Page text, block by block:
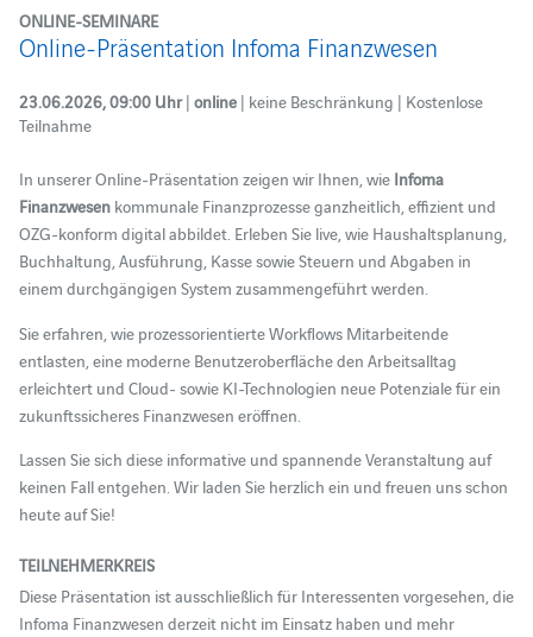
ONLINE-SEMINARE
Online-Präsentation Infoma Finanzwesen
23.06.2026, 09:00 Uhr| online | keine Beschränkung | Kostenlose
Teilnahme
In unserer Online-Präsentation zeigen wir Ihnen, wie Infoma
Finanzwesenkommunale Finanzprozesse ganzheitlich, effizient und
OZG-konform digital abbildet. Erleben Sie live, wie Haushaltsplanung,
Buchhaltung, Ausführung, Kasse sowie Steuern und Abgaben in
einem durchgängigen System zusammengeführt werden.
Sie erfahren, wie prozessorientierte Workflows Mitarbeitende
entlasten, eine moderne Benutzeroberfläche den Arbeitsalltag
erleichtert und Cloud- sowie KI-Technologien neue Potenziale für ein
zukunftssicheres Finanzwesen eröffnen.
Lassen Sie sich diese informative und spannende Veranstaltung auf
keinen Fall entgehen. Wir laden Sie herzlich ein und freuen uns schon
heute auf Sie!
TEILNEHMERKREIS
Diese Präsentation ist ausschließlich für Interessenten vorgesehen, die
Infoma Finanzwesen derzeit nicht im Einsatz haben und mehr